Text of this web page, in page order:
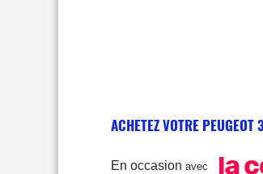
ACHETEZ VOTRE
En occasion avec